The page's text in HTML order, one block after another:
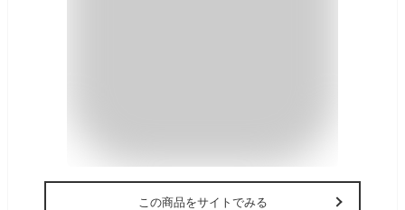
この商品をサイトでみる